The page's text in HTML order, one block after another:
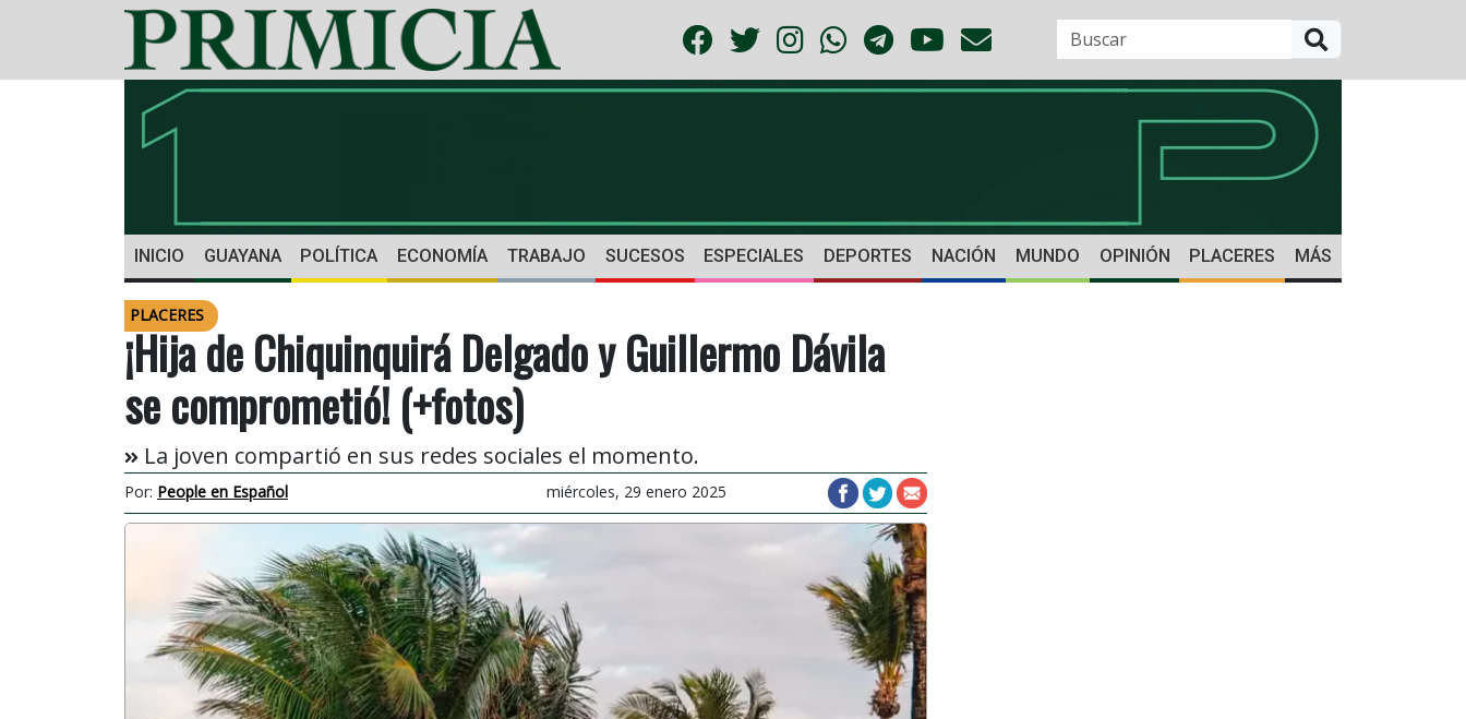
INICIO GUAYANA POLÍTICA ECONOMÍA TRABAJO SUCESOS ESPECIALES DEPORTES NACIÓN MUNDO OPINIÓN PLACERES MÁS
PLACERES
¡Hija de Chiquinquirá Delgado y Guillermo Dávila
se comprometió! (+fotos)
La joven compartió en sus redes sociales el momento.
Por: People en Español miércoles, 29 enero 2025